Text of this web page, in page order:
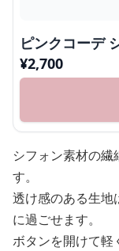
ピンクコーデ
¥2,700
シフォン素材の
す。
透け感のある生地
に過ごせます。
ボタンを開けて軽